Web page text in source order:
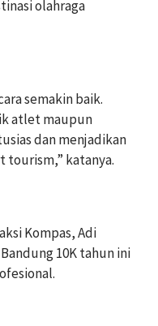
olahraga
semakin baik.
atlet maupun
dan menjadikan
tourism,” katanya.
Kompas, Adi
10K tahun ini